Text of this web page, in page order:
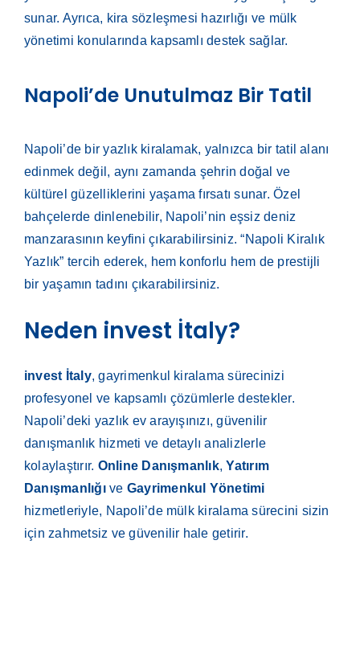
sunar. Ayrıca, kira sözleşmesi hazırlığı ve mülk
yönetimi konularında kapsamlı destek sağlar.
Napoli’de Unutulmaz Bir Tatil
Napoli’de bir yazlık kiralamak, yalnızca bir tatil alanı
edinmek değil, aynı zamanda şehrin doğal ve
kültürel güzelliklerini yaşama fırsatı sunar. Özel
bahçelerde dinlenebilir, Napoli’nin eşsiz deniz
manzarasının keyfini çıkarabilirsiniz. “Napoli Kiralık
Yazlık” tercih ederek, hem konforlu hem de prestijli
bir yaşamın tadını çıkarabilirsiniz.
Neden invest İtaly?
invest İtaly, gayrimenkul kiralama sürecinizi
profesyonel ve kapsamlı çözümlerle destekler.
Napoli’deki yazlık ev arayışınızı, güvenilir
danışmanlık hizmeti ve detaylı analizlerle
kolaylaştırır. Online Danışmanlık,Yatırım
Danışmanlığıve Gayrimenkul Yönetimi
hizmetleriyle, Napoli’de mülk kiralama sürecini sizin
için zahmetsiz ve güvenilir hale getirir.